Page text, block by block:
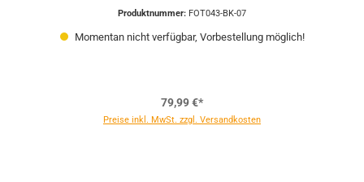
Produktnummer: FOT043-BK-07
Momentan nicht verfügbar, Vorbestellung möglich!
79,99 €*
Preise inkl. MwSt. zzgl. Versandkosten